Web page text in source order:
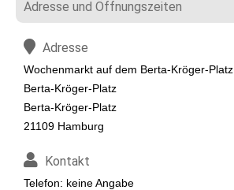
Adresse und Öffnungszeiten
Adresse
Wochenmarkt auf dem Berta-Kröger-Platz
Berta-Kröger-Platz
Berta-Kröger-Platz
21109 Hamburg
Kontakt
Telefon: keine Angabe